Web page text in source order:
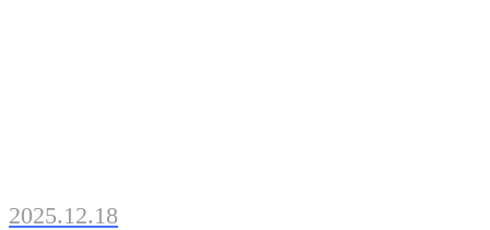
2025.12.18